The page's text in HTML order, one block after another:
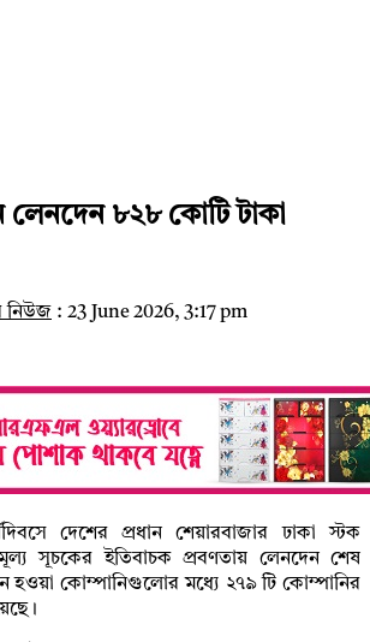
লেনদেন ৮২৮ কোটি টাকা
নিউজ : 23 June 2026, 3:17 pm
দেশের প্রধান শেয়ারবাজার ঢাকা স্টক
সূচকের ইতিবাচক প্রবণতায় লেনদেন শেষ
হওয়া কোম্পানিগুলোর মধ্যে ২৭৯ টি কোম্পানির